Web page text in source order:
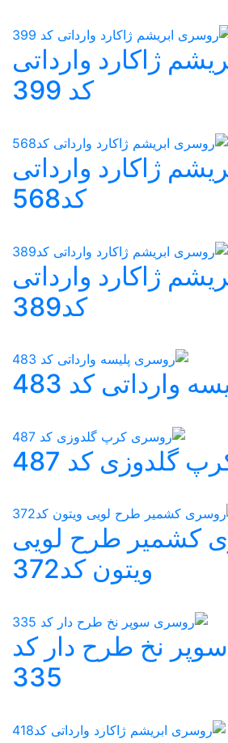
ژاکارد وارداتی
کد 399
ژاکارد وارداتی
کد568
ژاکارد وارداتی
کد389
وارداتی کد 483
گلدوزی کد 487
کشمیر طرح لویی
ویتون کد372
نخ طرح دار کد
335